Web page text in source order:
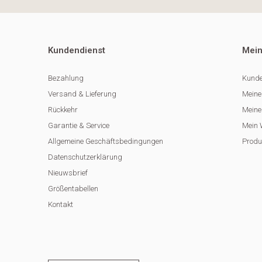
Kundendienst
Bezahlung
Versand & Lieferung
Rückkehr
Garantie & Service
Allgemeine Geschäftsbedingungen
Datenschutzerklärung
Nieuwsbrief
Größentabellen
Kontakt
Mein